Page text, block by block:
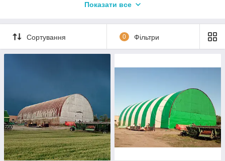
ня під
за 7-21 день!
Проєктуємо та
виготовляємо
каркасно-тентові
конструкції для
бізнесу,
Показати все
Сортування 0 Фільтри